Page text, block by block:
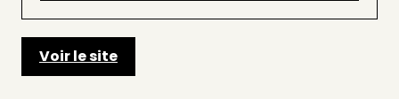
Voir le site